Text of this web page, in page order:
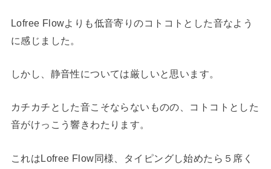
Lofree Flowよりも低音寄りのコトコトとした音なよう
に感じました。
しかし、静音性については厳しいと思います。
カチカチとした音こそならないものの、コトコトとした
音がけっこう響きわたります。
これはLofree Flow同様、タイピングし始めたら５席く